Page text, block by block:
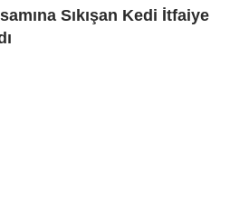
Sıkışan Kedi İtfaiye